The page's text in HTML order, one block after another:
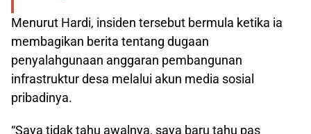
Menurut Hardi, insiden tersebut bermula ketika ia
membagikan berita tentang dugaan
penyalahgunaan anggaran pembangunan
infrastruktur desa melalui akun media sosial
pribadinya.
“Saya tidak tahu awalnya, saya baru tahu pas